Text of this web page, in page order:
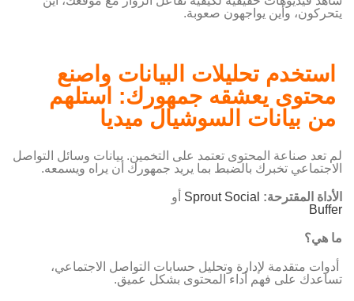
يتحركون، وأين يواجهون صعوبة.
استخدم تحليلات البيانات و اصنع
محتوى يعشقه جمهورك: استلهم
من بيانات السوشيال ميديا
لم تعد صناعة المحتوى تعتمد على التخمين. بيانات وسائل التواصل
الاجتماعي تخبرك بالضبط بما يريد جمهورك أن يراه ويسمعه.
الأداة المقترحة:
Sprout Social أو
Buffer
ما هي؟
أدوات متقدمة لإدارة وتحليل حسابات التواصل الاجتماعي،
تساعدك على فهم أداء المحتوى بشكل عميق.